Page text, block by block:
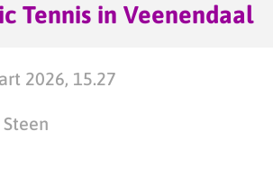
Tennis in Veenendaal
2026, 15.27